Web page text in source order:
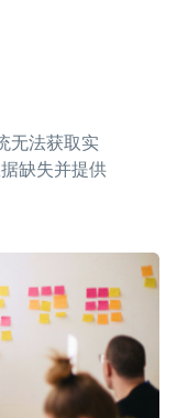
无法获取实
缺失并提供